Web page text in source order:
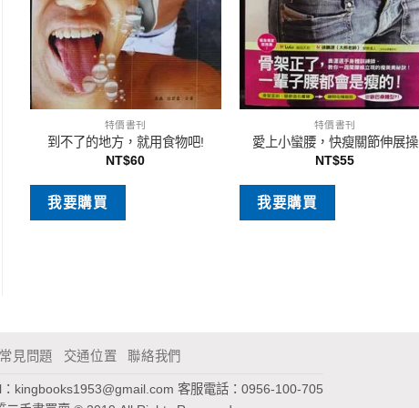
特價書刊
到不了的地方，就用食物吧!
NT$60
我要購買
特價書刊
愛上小蠻腰，快瘦關節伸展操
NT$55
我要購買
常見問題 交通位置 聯絡我們
kingbooks1953@gmail.com 客服電話：0956-100-705